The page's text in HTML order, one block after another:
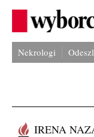
Nekrologi
IRENA